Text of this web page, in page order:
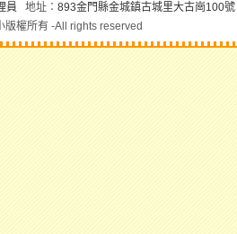
員 地址： 893金門縣金城鎮古城里大古崗100號
權所有 -All rights reserved